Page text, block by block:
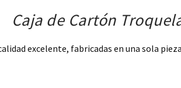
Caja de Cartón
excelente, fabricadas en una sola